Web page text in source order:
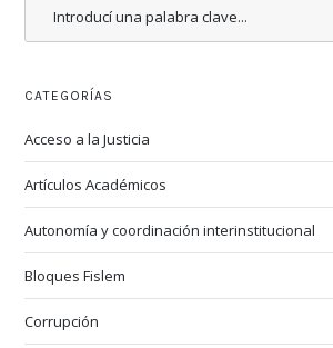
CATEGORÍAS
Acceso a la Justicia
Artículos Académicos
Autonomía y coordinación interinstitucional
Bloques Fislem
Corrupción